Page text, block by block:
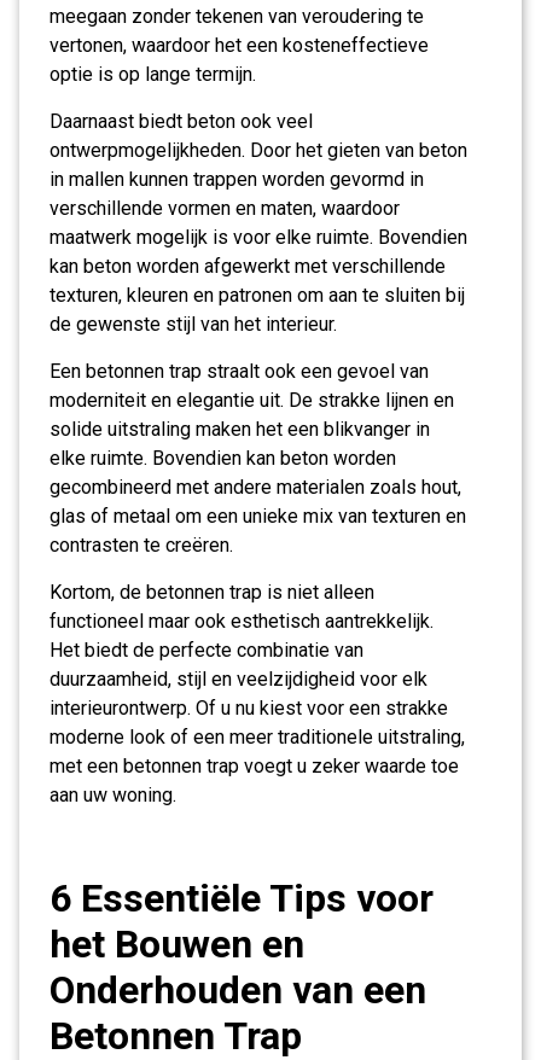
meegaan zonder tekenen van veroudering te
vertonen, waardoor het een kosteneffectieve
optie is op lange termijn.
Daarnaast biedt beton ook veel
ontwerpmogelijkheden. Door het gieten van beton
in mallen kunnen trappen worden gevormd in
verschillende vormen en maten, waardoor
maatwerk mogelijk is voor elke ruimte. Bovendien
kan beton worden afgewerkt met verschillende
texturen, kleuren en patronen om aan te sluiten bij
de gewenste stijl van het interieur.
Een betonnen trap straalt ook een gevoel van
moderniteit en elegantie uit. De strakke lijnen en
solide uitstraling maken het een blikvanger in
elke ruimte. Bovendien kan beton worden
gecombineerd met andere materialen zoals hout,
glas of metaal om een unieke mix van texturen en
contrasten te creëren.
Kortom, de betonnen trap is niet alleen
functioneel maar ook esthetisch aantrekkelijk.
Het biedt de perfecte combinatie van
duurzaamheid, stijl en veelzijdigheid voor elk
interieurontwerp. Of u nu kiest voor een strakke
moderne look of een meer traditionele uitstraling,
met een betonnen trap voegt u zeker waarde toe
aan uw woning.
6 Essentiële Tips voor
het Bouwen en
Onderhouden van een
Betonnen Trap